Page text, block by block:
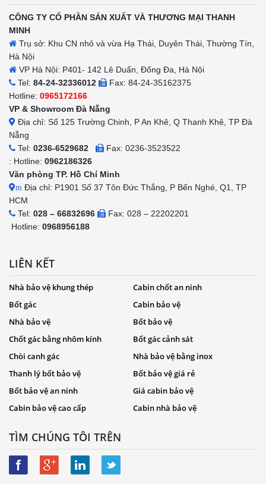
CÔNG TY CỔ PHẦN SẢN XUẤT VÀ THƯƠNG MẠI THANH
MINH
Trụ sở: Khu CN nhỏ và vừa Hạ Thái, Duyên Thái, Thường Tín,
Hà Nội
VP Hà Nội: P401- 142 Lê Duẩn, Đống Đa, Hà Nội
Tel: 84-24-32336012
Fax: 84-24-35162375
Hotline: 0965172166
VP & Showroom Đà Nẵng
Địa chỉ: Số 125 Trường Chinh, P An Khê, Q Thanh Khê, TP Đà
Nẵng
Tel: 0236-6529682
Fax: 0236-3523522
: Hotline: 0962186326
Văn phòng TP. Hồ Chí Minh
m Địa chỉ: P1901 Số 37 Tôn Đức Thắng, P Bến Nghé, Q1, TP
HCM
Tel: 028 – 66832696
Fax: 028 – 22202201
Hotline: 0968956188
LIÊN KẾT
Nhà bảo vệ khung thép
Cabin chốt an ninh
Bốt gác
Cabin bảo vệ
Nhà bảo vệ
Bốt bảo vệ
Chốt gác bằng nhôm kính
Bốt gác cảnh sát
Chòi canh gác
Nhà bảo vệ bằng inox
Thanh lý bốt bảo vệ
Bốt bảo vệ giá rẻ
Bốt bảo vệ an ninh
Giá cabin bảo vệ
Cabin bảo vệ cao cấp
Cabin nhà bảo vệ
TÌM CHÚNG TÔI TRÊN